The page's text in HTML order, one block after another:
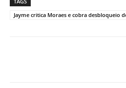
Jayme critica Moraes e cobra desbloqueio